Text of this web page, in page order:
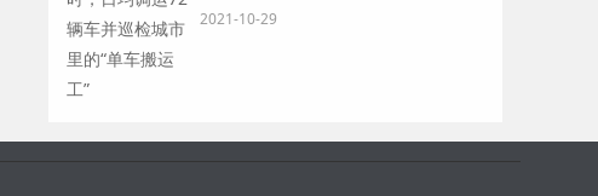
2021-10-29